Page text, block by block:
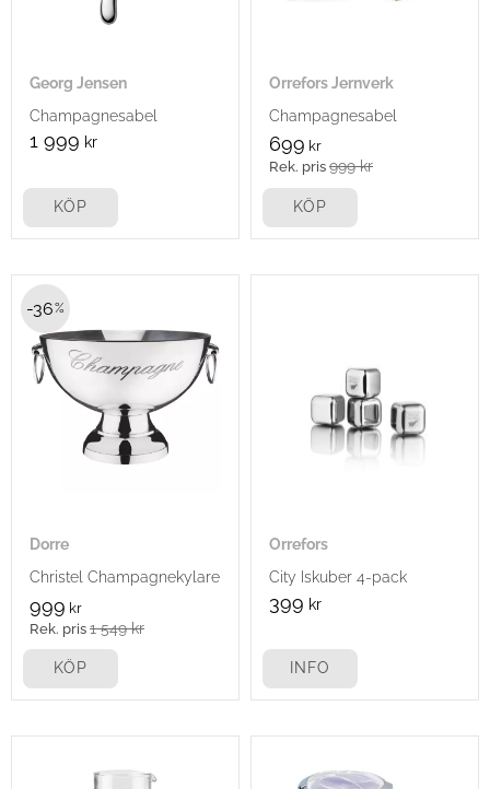
Georg Jensen
Champagnesabel
1 999 kr
KÖP
Orrefors Jernverk
Champagnesabel
699 kr
999kr
KÖP
Dorre
Christel Champagnekylare
999 kr
1 549kr
36%
KÖP
Orrefors
City Iskuber 4-pack
399 kr
INFO